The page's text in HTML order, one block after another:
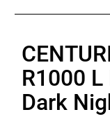
R1000
Dark